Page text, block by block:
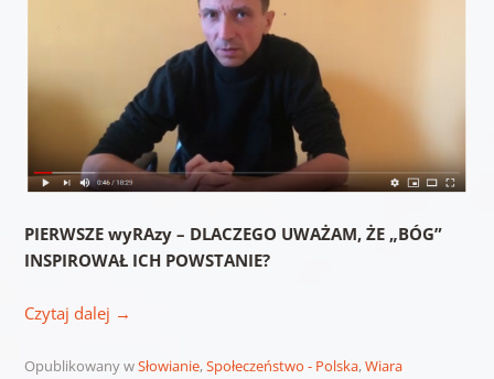
PIERWSZE wyRAzy – DLACZEGO UWAŻAM, ŻE „BÓG”
INSPIROWAŁ ICH POWSTANIE?
Czytaj dalej →
Opublikowany wSłowianie,Społeczeństwo - Polska,Wiara